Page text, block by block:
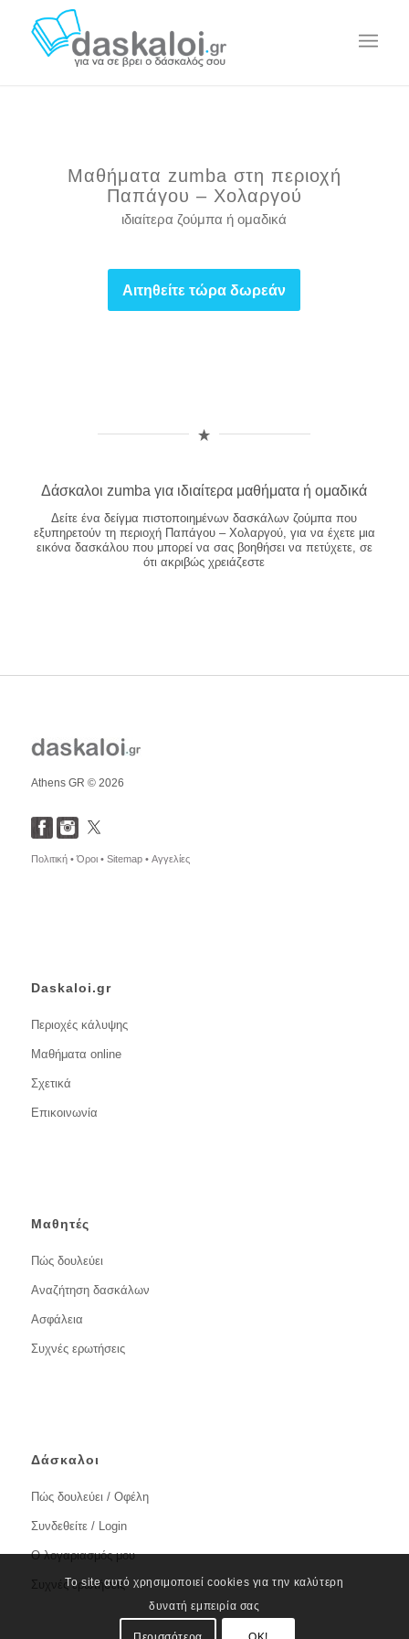
Μαθήματα zumba στη περιοχή
Παπάγου – Χολαργού
ιδιαίτερα ζούμπα ή ομαδικά
Αιτηθείτε τώρα δωρεάν
Δάσκαλοι zumba για ιδιαίτερα μαθήματα ή ομαδικά
Δείτε ένα δείγμα πιστοποιημένων δασκάλων ζούμπα που
εξυπηρετούν τη περιοχή Παπάγου – Χολαργού, για να έχετε μια
εικόνα δασκάλου που μπορεί να σας βοηθήσει να πετύχετε, σε
ότι ακριβώς χρειάζεστε
Athens GR © 2026
Πολιτική •Όροι • Sitemap • Αγγελίες
Daskaloi.gr
Περιοχές κάλυψης
Μαθήματα online
Σχετικά
Επικοινωνία
Μαθητές
Πώς δουλεύει
Αναζήτηση δασκάλων
Ασφάλεια
Συχνές ερωτήσεις
Δάσκαλοι
Πώς δουλεύει / Οφέλη
Συνδεθείτε / Login
Ο λογαριασμός μου
Συχνές ερωτήσεις
Το site αυτό χρησιμοποιεί cookies για την καλύτερη
δυνατή εμπειρία σας